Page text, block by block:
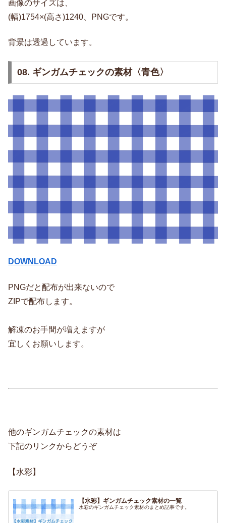
画像のサイズは、
(幅)1754×(高さ)1240、PNGです。
背景は透過しています。
08. ギンガムチェックの素材〈青色〉
DOWNLOAD
PNGだと配布が出来ないので
ZIPで配布します。
解凍のお手間が増えますが
宜しくお願いします。
他のギンガムチェックの素材は
下記のリンクからどうぞ
【水彩】
【水彩】ギンガムチェック素材の一覧
水彩のギンガムチェック素材のまとめ記事です。